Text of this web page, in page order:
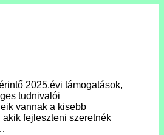
2025.évi támogatások,
tudnivalói
vannak a kisebb
fejleszteni szeretnék